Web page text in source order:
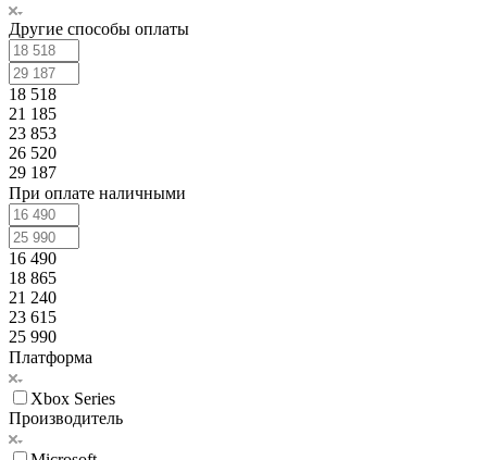
Другие способы оплаты
18 518
21 185
23 853
26 520
29 187
При оплате наличными
16 490
18 865
21 240
23 615
25 990
Платформа
Xbox Series
Производитель